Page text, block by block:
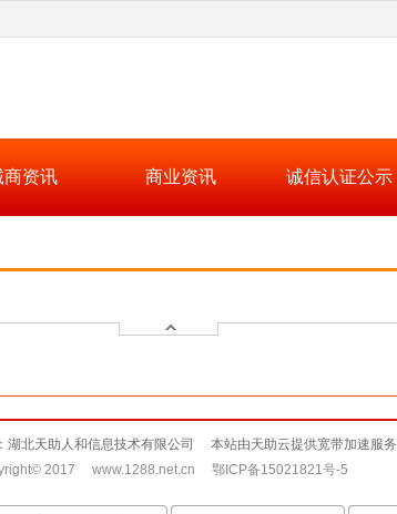
商资讯 商业资讯 诚信认证公示
湖北天助人和信息技术有限公司 本站由天助云提供宽带加速服务
2017 www.1288.net.cn 鄂ICP备15021821号-5